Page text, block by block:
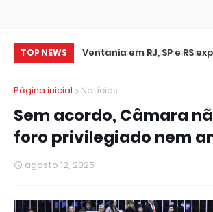
TOP NEWS
Ventania em RJ, SP e RS
Página inicial
Notícias
Sem acordo, Câmara
foro privilegiado nem
agosto 12, 2025